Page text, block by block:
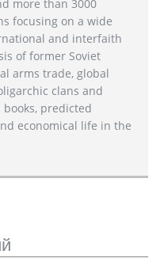
more than 3000
focusing on a wide
and interfaith
of former Soviet
arms trade, global
clans and
books, predicted
economical life in the